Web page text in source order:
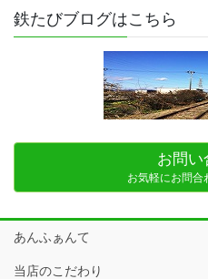
鉄たびブログはこちら
お問い
お気軽にお問合
あんふぁんて
当店のこだわり